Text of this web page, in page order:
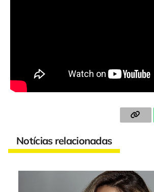
Notícias relacionadas